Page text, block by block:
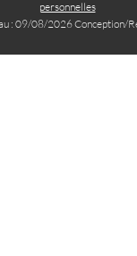
personnelles
: 09/08/2026 Conception/